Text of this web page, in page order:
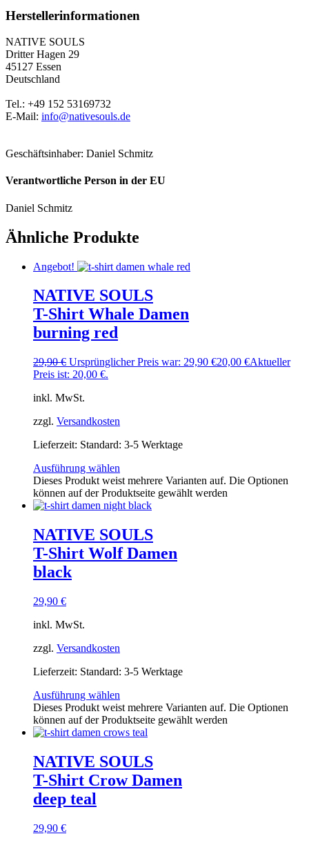
Herstellerinformationen
NATIVE SOULS
Dritter Hagen 29
45127 Essen
Deutschland
Tel.: +49 152 53169732
E-Mail: info@nativesouls.de
Geschäftsinhaber: Daniel Schmitz
Verantwortliche Person in der EU
Daniel Schmitz
Ähnliche Produkte
Angebot!
NATIVE SOULS
T-Shirt Whale Damen
burning red
29,90€ Ursprünglicher Preis war: 29,90 €20,00 €Aktueller
Preis ist: 20,00 €.
inkl. MwSt.
zzgl. Versandkosten
Lieferzeit: Standard: 3-5 Werktage
Ausführung wählen
Dieses Produkt weist mehrere Varianten auf. Die Optionen
können auf der Produktseite gewählt werden
NATIVE SOULS
T-Shirt Wolf Damen
black
29,90 €
inkl. MwSt.
zzgl. Versandkosten
Lieferzeit: Standard: 3-5 Werktage
Ausführung wählen
Dieses Produkt weist mehrere Varianten auf. Die Optionen
können auf der Produktseite gewählt werden
NATIVE SOULS
T-Shirt Crow Damen
deep teal
29,90 €